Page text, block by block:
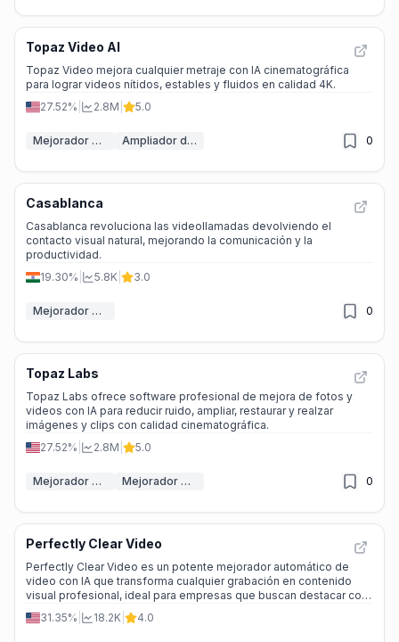
Topaz Video AI
Topaz Video mejora cualquier metraje con IA cinematográfica
para lograr videos nítidos, estables y fluidos en calidad 4K.
27.52%
2.8M 5.0
Mejorador de vídeo Ampliador de vídeo IA 0
Casablanca
Casablanca revoluciona las videollamadas devolviendo el
contacto visual natural, mejorando la comunicación y la
productividad.
19.30%
5.8K 3.0
Mejorador de vídeo 0
Topaz Labs
Topaz Labs ofrece software profesional de mejora de fotos y
videos con IA para reducir ruido, ampliar, restaurar y realzar
imágenes y clips con calidad cinematográfica.
27.52%
2.8M 5.0
Mejorador de Imágenes IA Mejorador de vídeo 0
Perfectly Clear Video
Perfectly Clear Video es un potente mejorador automático de
video con IA que transforma cualquier grabación en contenido
visual profesional, ideal para empresas que buscan destacar con
calidad superior.
31.35% 18.2K 4.0